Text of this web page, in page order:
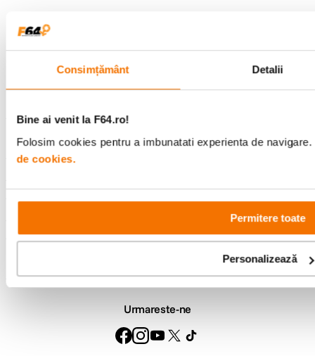
Consimțământ Detalii
Bine ai venit la F64.ro!
Folosim cookies pentru a imbunatati experienta de
de cookies.
Permitere toate
Personalizează
specializata
499lei
Comenzi si livrare
Urmareste-ne